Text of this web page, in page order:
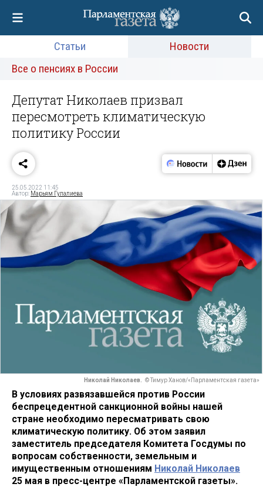
Статьи
Новости
Все о пенсиях в России
Депутат Николаев призвал
пересмотреть климатическую
политику России
25.05.2022 11:45
Автор: Марьям Гулалиева
Николай Николаев. © Тимур Ханов/«Парламентская газета»
В условиях развязавшейся против России
беспрецедентной санкционной войны нашей
стране необходимо пересматривать свою
климатическую политику. Об этом заявил
заместитель председателя Комитета Госдумы по
вопросам собственности, земельным и
имущественным отношениям Николай Николаев
25 мая в пресс-центре «Парламентской газеты».